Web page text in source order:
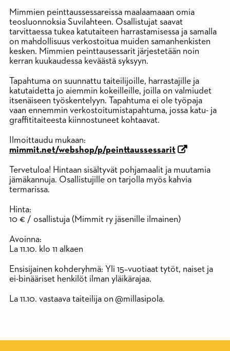
Mimmien peinttaussessareissa maalaamaaan omia
teosluonnoksia Suvilahteen. Osallistujat saavat
tarvittaessa tukea katutaiteen harrastamisessa ja samalla
on mahdollisuus verkostoitua muiden samanhenkisten
kesken. Mimmien peinttausessarit järjestetään noin
kerran kuukaudessa keväästä syksyyn.
Tapahtuma on suunnattu taiteilijoille, harrastajille ja
katutaidetta jo aiemmin kokeilleille, joilla on valmiudet
itsenäiseen työskentelyyn. Tapahtuma ei ole työpaja
vaan ennemmin verkostoitumistapahtuma, jossa katu- ja
graffititaiteesta kiinnostuneet kohtaavat.
Ilmoittaudu mukaan:
mimmit.net/webshop/p/peinttaussessarit
Tervetuloa! Hintaan sisältyvät pohjamaalit ja muutamia
jämäkannuja. Osallistujille on tarjolla myös kahvia
termarissa.
Hinta:
10 € / osallistuja (Mimmit ry jäsenille ilmainen)
Avoinna:
La 11.10. klo 11 alkaen
Ensisijainen kohderyhmä: Yli 15–vuotiaat tytöt, naiset ja
ei-binääriset henkilöt ilman yläikärajaa.
La 11.10. vastaava taiteilija on @millasipola.